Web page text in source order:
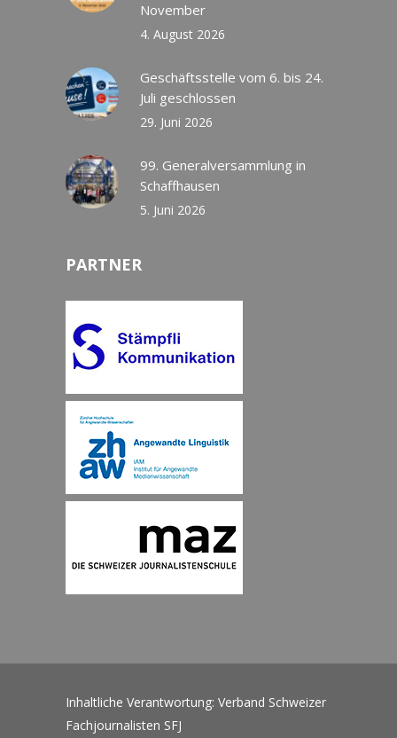
November
4. August 2026
Geschäftsstelle vom 6. bis 24.
Juli geschlossen
29. Juni 2026
99. Generalversammlung in
Schaffhausen
5. Juni 2026
PARTNER
Inhaltliche Verantwortung: Verband Schweizer
Fachjournalisten SFJ